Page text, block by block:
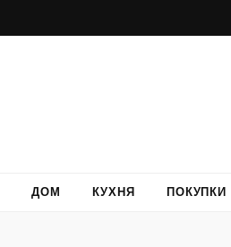
ДОМ КУХНЯ ПОКУПКИ